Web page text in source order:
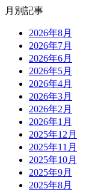
月別記事
2026年8月
2026年7月
2026年6月
2026年5月
2026年4月
2026年3月
2026年2月
2026年1月
2025年12月
2025年11月
2025年10月
2025年9月
2025年8月